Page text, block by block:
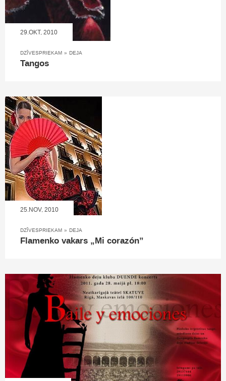
29.OKT, 2010
DZĪVESPRIEKAM » DEJA
Tangos
25.NOV, 2010
DZĪVESPRIEKAM » DEJA
Flamenko vakars „Mi corazón”